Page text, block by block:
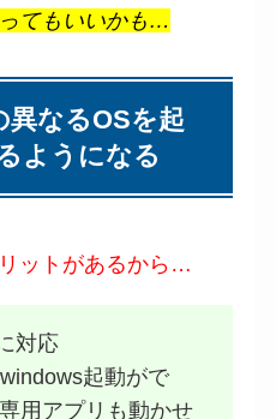
てもいいかも…
異なるOSを起
ようになる
ットがあるから…
対応
起動がで
用アプリも動かせ